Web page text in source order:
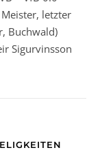
letzter
Buchwald)
Sigurvinsson